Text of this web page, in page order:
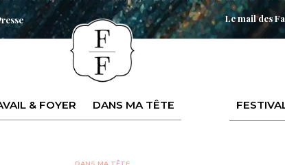
Le mail des
& FOYER DANS MA TÊTE
DANS MA TÊTE